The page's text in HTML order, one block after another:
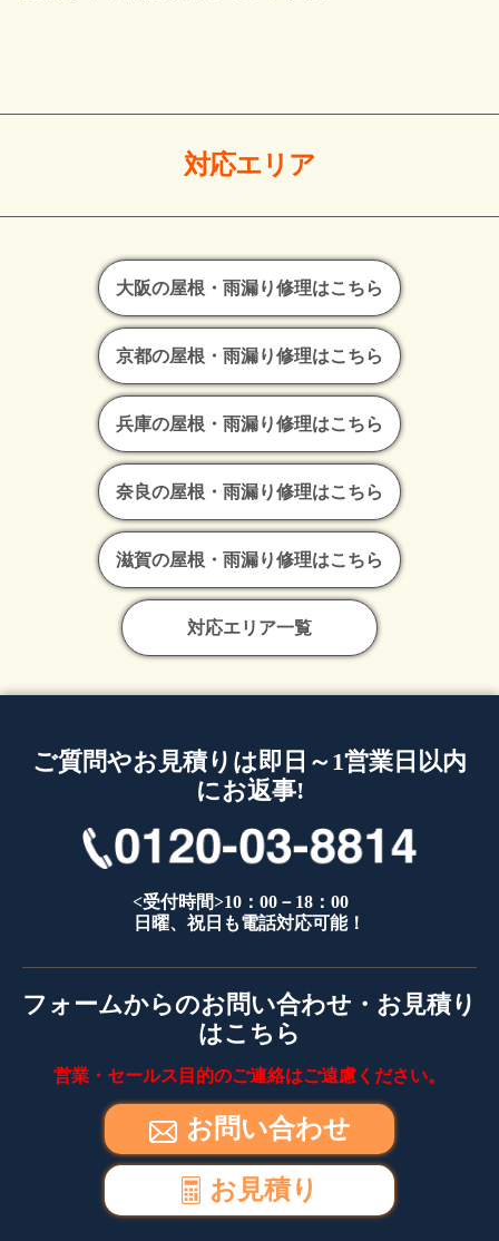
対応エリア
大阪の屋根・雨漏り修理はこちら
京都の屋根・雨漏り修理はこちら
兵庫の屋根・雨漏り修理はこちら
奈良の屋根・雨漏り修理はこちら
滋賀の屋根・雨漏り修理はこちら
対応エリア一覧
ご質問やお見積りは即日～1営業日以内
にお返事!
<受付時間>10：00－18：00
日曜、祝日も電話対応可能！
フォームからのお問い合わせ・お見積り
はこちら
営業・セールス目的のご連絡はご遠慮ください。
お問い合わせ
お見積り